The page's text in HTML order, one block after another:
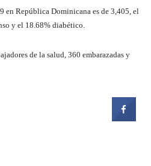
en República Dominicana es de 3,405, el
y el 18.68% diabético.
de la salud, 360 embarazadas y